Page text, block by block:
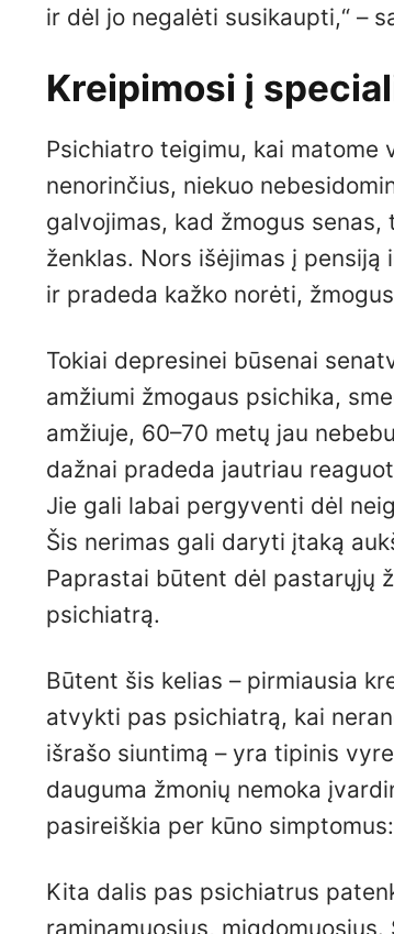
ir dėl jo negalėti susikaupti,“ –
Kreipimosi į
Psichiatro teigimu, kai matome
nenorinčius, niekuo
galvojimas, kad žmogus
ženklas. Nors išėjimas į
ir pradeda kažko norėti,
Tokiai depresinei būsenai
amžiumi žmogaus psichika,
amžiuje, 60–70 metų jau
dažnai pradeda jautriau
Jie gali labai pergyventi dėl
Šis nerimas gali daryti įtaką
Paprastai būtent dėl pastarųjų
psichiatrą.
Būtent šis kelias – pirmiausia
atvykti pas psichiatrą, kai
išrašo siuntimą – yra tipinis
dauguma žmonių nemoka
pasireiškia per kūno
Kita dalis pas psichiatrus
raminamuosius,